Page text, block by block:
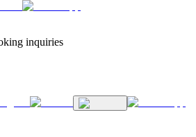
inquiries